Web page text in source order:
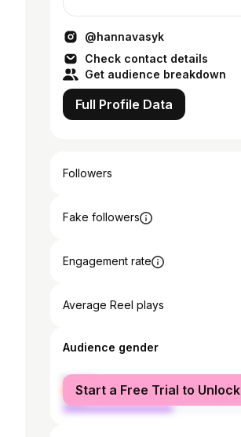
@hannavasyk
Check contact details
Get audience breakdown
Full Profile Data
Followers
Fake followers
Engagement rate
Average Reel plays
Audience gender
female
male
Start a Free Trial to Unlock